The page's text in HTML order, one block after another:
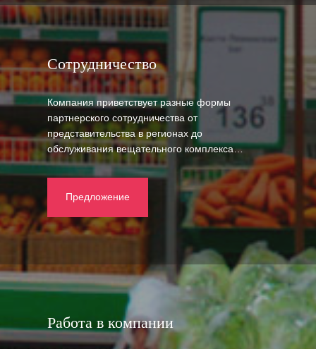
Сотрудничество
Компания приветствует разные формы
партнерского сотрудничества от
представительства в регионах до
обслуживания вещательного комплекса…
Предложение
Работа в компании